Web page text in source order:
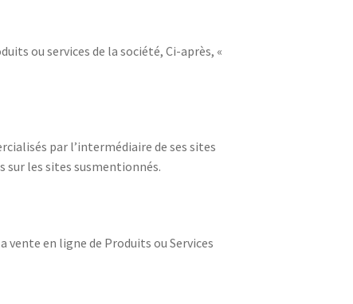
ou services de la société, Ci-après, «
par l’intermédiaire de ses sites
les sites susmentionnés.
en ligne de Produits ou Services